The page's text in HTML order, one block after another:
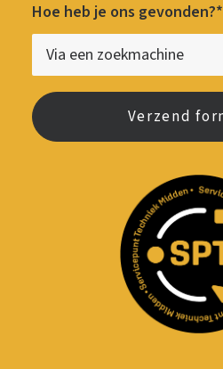
Hoe heb je ons gevonden?*